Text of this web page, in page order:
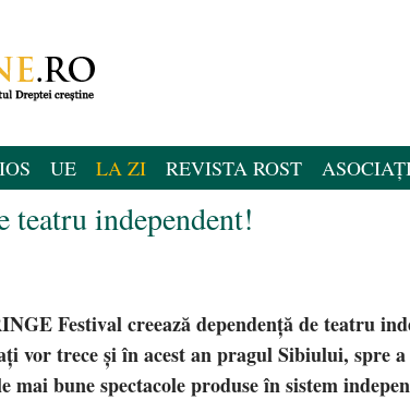
UE LA ZI REVISTA ROST
teatru independent!
Festivalcreeazădependenţă de teatru
vor trece şi în acest an pragul Sibiului, spre a
bune spectacole produse în sistem